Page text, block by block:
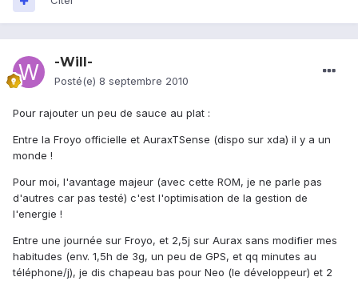
-Will-
Posté(e) 8 septembre 2010
Pour rajouter un peu de sauce au plat :
Entre la Froyo officielle et AuraxTSense (dispo sur xda) il y a un
monde !
Pour moi, l'avantage majeur (avec cette ROM, je ne parle pas
d'autres car pas testé) c'est l'optimisation de la gestion de
l'energie !
Entre une journée sur Froyo, et 2,5j sur Aurax sans modifier mes
habitudes (env. 1,5h de 3g, un peu de GPS, et qq minutes au
téléphone/j), je dis chapeau bas pour Neo (le développeur) et 2